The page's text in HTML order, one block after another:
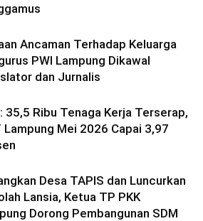
Ancaman Terhadap Keluarga
PWI Lampung Dikawal
dan Jurnalis
35,5 Ribu Tenaga Kerja Terserap,
Lampung Mei 2026 Capai 3,97
Desa TAPIS dan Luncurkan
Lansia, Ketua TP PKK
Dorong Pembangunan SDM